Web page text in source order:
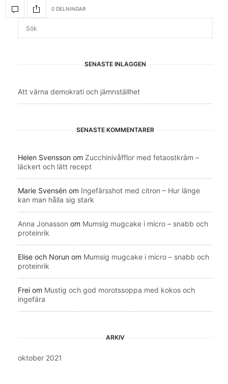
0 DELNINGAR
SENASTE INLÄGGEN
Att värna demokrati och jämnställhet
SENASTE KOMMENTARER
Helen Svensson om Zucchinivåfflor med fetaostkräm –
läckert och lätt recept
Marie Svensén om Ingefärsshot med citron – Hur länge
kan man hålla sig stark
Anna Jonasson om Mumsig mugcake i micro – snabb och
proteinrik
Elise och Norun om Mumsig mugcake i micro – snabb och
proteinrik
Frei om Mustig och god morotssoppa med kokos och
ingefära
ARKIV
oktober 2021